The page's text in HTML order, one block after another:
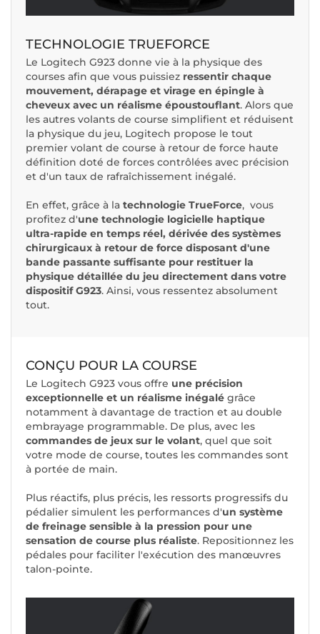
TECHNOLOGIE TRUEFORCE
Le Logitech G923 donne vie à la physique des
courses afin que vous puissiez ressentir chaque
mouvement, dérapage et virage en épingle à
cheveux avec un réalisme époustouflant. Alors que
les autres volants de course simplifient et réduisent
la physique du jeu, Logitech propose le tout
premier volant de course à retour de force haute
définition doté de forces contrôlées avec précision
et d'un taux de rafraîchissement inégalé.
En effet, grâce à la technologie TrueForce, vous
profitez d'une technologie logicielle haptique
ultra-rapide en temps réel, dérivée des systèmes
chirurgicaux à retour de force disposant d'une
bande passante suffisante pour restituer la
physique détaillée du jeu directement dans votre
dispositif G923. Ainsi, vous ressentez absolument
tout.
CONÇU POUR LA COURSE
Le Logitech G923 vous offre une précision
exceptionnelle et un réalisme inégalé grâce
notamment à davantage de traction et au double
embrayage programmable. De plus, avec les
commandes de jeux sur le volant, quel que soit
votre mode de course, toutes les commandes sont
à portée de main.
Plus réactifs, plus précis, les ressorts progressifs du
pédalier simulent les performances d'un système
de freinage sensible à la pression pour une
sensation de course plus réaliste. Repositionnez les
pédales pour faciliter l'exécution des manœuvres
talon-pointe.